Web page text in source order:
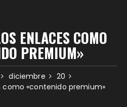
ENLACES COMO
PREMIUM»
diciembre
20
como «contenido premium»